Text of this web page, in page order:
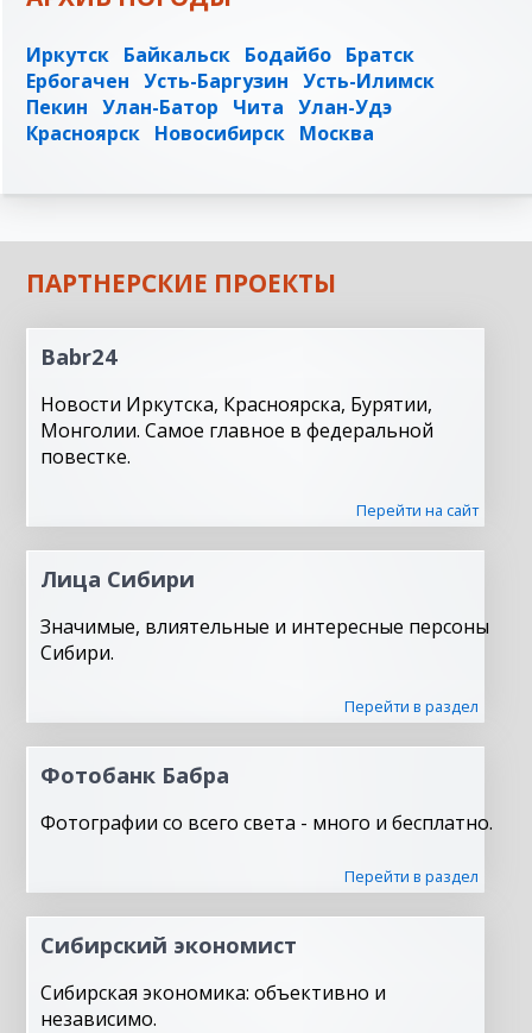
Иркутск Байкальск Бодайбо Братск
Ербогачен Усть-Баргузин Усть-Илимск
Пекин Улан-Батор Чита Улан-Удэ
Красноярск Новосибирск Москва
ПАРТНЕРСКИЕ ПРОЕКТЫ
Babr24
Новости Иркутска, Красноярска, Бурятии,
Монголии. Самое главное в федеральной
повестке.
Перейти на сайт
Лица Сибири
Значимые, влиятельные и интересные персоны
Сибири.
Перейти в раздел
Фотобанк Бабра
Фотографии со всего света - много и бесплатно.
Перейти в раздел
Сибирский экономист
Сибирская экономика: объективно и
независимо.